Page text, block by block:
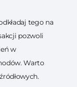
tego na
pozwoli
w
Warto